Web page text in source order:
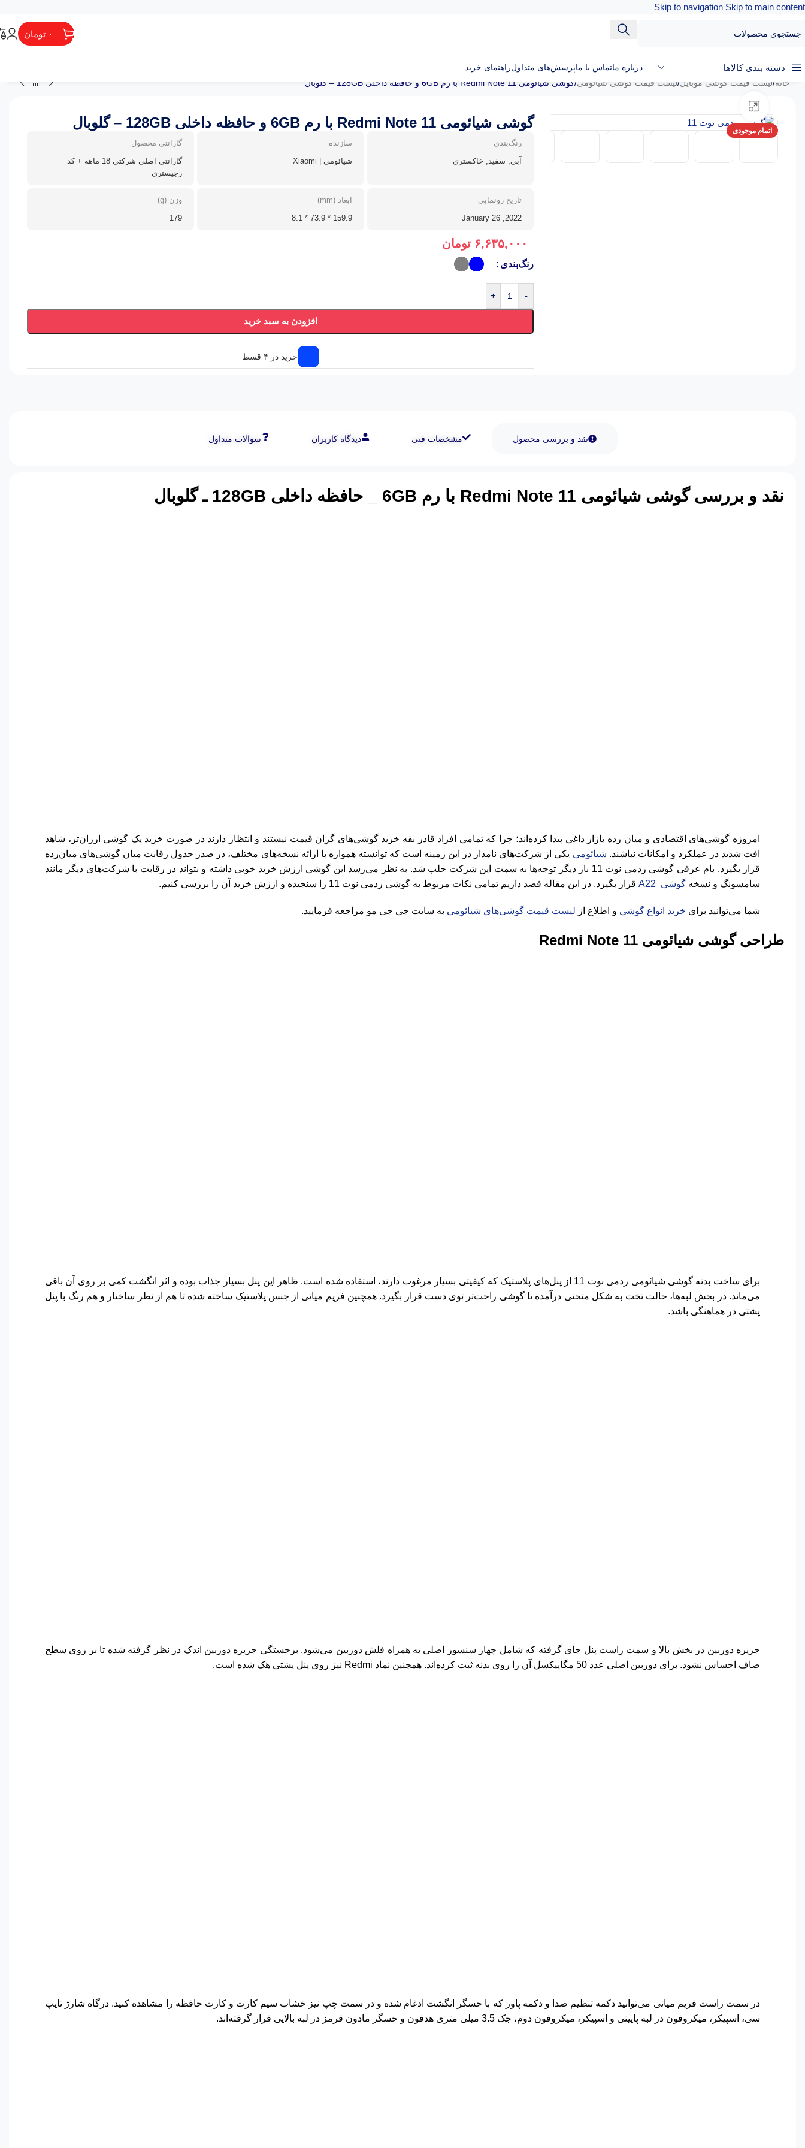
Skip to navigation Skip to main content
۰ تومان
دسته بندی کالاها درباره ماتماس با ماپرسش‌های متداولراهنمای خرید
خانه/لیست قیمت گوشی موبایل/لیست قیمت گوشی شیائومی/گوشی شیائومی Redmi Note 11 با رم 6GB و حافظه داخلی 128GB – گلوبال
اتمام موجودی گوشی شیائومی Redmi Note 11 با رم 6GB و حافظه داخلی 128GB – گلوبال
رنگ‌بندی
آبی, سفید, خاکستری
سازنده
شیائومی | Xiaomi
گارانتی محصول
گارانتی اصلی شرکتی 18 ماهه + کد
رجیستری
تاریخ رونمایی
2022, January 26
ابعاد (mm)
159.9 * 73.9 * 8.1
وزن (g)
179
۶,۶۳۵,۰۰۰ تومان
رنگ‌بندی
-
+
افزودن به سبد خرید
خرید در ۴ قسط
نقد و بررسی محصول مشخصات فنی دیدگاه کاربران سوالات متداول
نقد و بررسی گوشی شیائومی Redmi Note 11 با رم 6 GB _ حافظه داخلی 128 GB ـ گلوبال
امروزه گوشی‌های اقتصادی و میان رده بازار داغی پیدا کرده‌اند؛ چرا که تمامی افراد قادر بقه خرید گوشی‌های گران قیمت نیستند و انتظار دارند در صورت خرید یک گوشی ارزان‌تر، شاهد
افت شدید در عملکرد و امکانات نباشند. شیائومی یکی از شرکت‌های نامدار در این زمینه است که توانسته همواره با ارائه نسخه‌های مختلف، در صدر جدول رقابت میان گوشی‌های میان‌رده
قرار بگیرد. بام عرفی گوشی ردمی نوت 11 بار دیگر توجه‌ها به سمت این شرکت جلب شد. به نظر می‌رسد این گوشی ارزش خرید خوبی داشته و بتواند در رقابت با شرکت‌های دیگر مانند
سامسونگ و نسخه گوشی A22 قرار بگیرد. در این مقاله قصد داریم تمامی نکات مربوط به گوشی ردمی نوت 11 را سنجیده و ارزش خرید آن را بررسی کنیم.
شما می‌توانید برای خرید انواع گوشی و اطلاع از لیست قیمت گوشی‌های شیائومی به سایت جی جی مو مراجعه فرمایید.
طراحی گوشی شیائومی Redmi Note 11
برای ساخت بدنه گوشی شیائومی ردمی نوت 11 از پنل‌های پلاستیک که کیفیتی بسیار مرغوب دارند، استفاده شده است. ظاهر این پنل بسیار جذاب بوده و اثر انگشت کمی بر روی آن باقی
می‌ماند. در بخش لبه‌ها، حالت تخت به شکل منحنی درآمده تا گوشی راحت‌تر توی دست قرار بگیرد. همچنین فریم میانی از جنس پلاستیک ساخته شده تا هم از نظر ساختار و هم رنگ با پنل
پشتی در هماهنگی باشد.
جزیره دوربین در بخش بالا و سمت راست پنل جای گرفته که شامل چهار سنسور اصلی به همراه فلش دوربین می‌شود. برجستگی جزیره دوربین اندک در نظر گرفته شده تا بر روی سطح
صاف احساس نشود. برای دوربین اصلی عدد 50 مگاپیکسل آن را روی بدنه ثبت کرده‌اند. همچنین نماد Redmi نیز روی پنل پشتی هک شده است.
در سمت راست فریم میانی می‌توانید دکمه تنظیم صدا و دکمه پاور که با حسگر انگشت ادغام شده و در سمت چپ نیز خشاب سیم کارت و کارت حافظه را مشاهده کنید. درگاه شارژ تایپ
سی، اسپیکر، میکروفون در لبه پایینی و اسپیکر، میکروفون دوم، جک 3.5 میلی متری هدفون و حسگر مادون قرمز در لبه بالایی قرار گرفته‌اند.